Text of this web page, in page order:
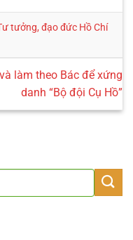
tưởng, đạo đức Hồ Chí
làm theo Bác để xứng
danh “Bộ đội Cụ Hồ”